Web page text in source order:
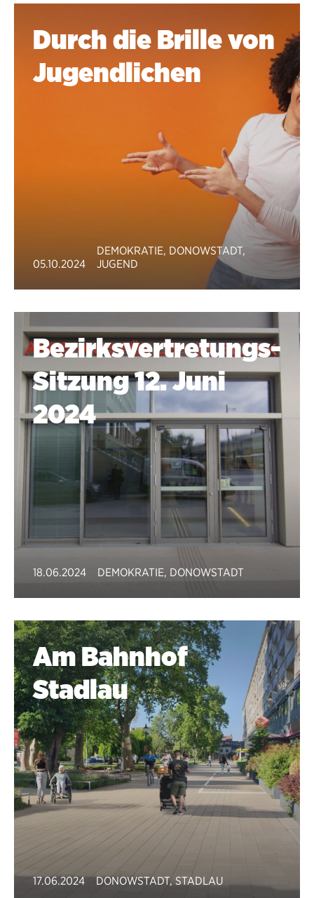
Durch die Brille von
Jugendlichen
05.10.2024
DEMOKRATIE, DONOWSTADT,
JUGEND
Bezirksvertretungs-
Sitzung 12. Juni
2024
18.06.2024 DEMOKRATIE, DONOWSTADT
Am Bahnhof
Stadlau
17.06.2024 DONOWSTADT, STADLAU